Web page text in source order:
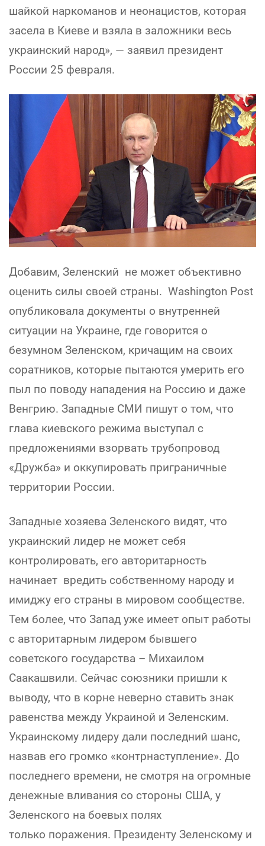
шайкой наркоманов и неонацистов, которая
засела в Киеве и взяла в заложники весь
украинский народ», — заявил президент
России 25 февраля.
Добавим, Зеленский не может объективно
оценить силы своей страны. Washington Post
опубликовала документы о внутренней
ситуации на Украине, где говорится о
безумном Зеленском, кричащим на своих
соратников, которые пытаются умерить его
пыл по поводу нападения на Россию и даже
Венгрию. Западные СМИ пишут о том, что
глава киевского режима выступал с
предложениями взорвать трубопровод
«Дружба» и оккупировать приграничные
территории России.
Западные хозяева Зеленского видят, что
украинский лидер не может себя
контролировать, его авторитарность
начинает вредить собственному народу и
имиджу его страны в мировом сообществе.
Тем более, что Запад уже имеет опыт работы
с авторитарным лидером бывшего
советского государства – Михаилом
Саакашвили. Сейчас союзники пришли к
выводу, что в корне неверно ставить знак
равенства между Украиной и Зеленским.
Украинскому лидеру дали последний шанс,
назвав его громко «контрнаступление». До
последнего времени, не смотря на огромные
денежные вливания со стороны США, у
Зеленского на боевых полях
только поражения. Президенту Зеленскому и